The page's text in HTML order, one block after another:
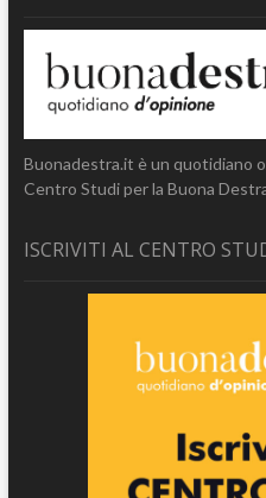
Buonadestra.it è un quotidiano
Centro Studi per la Buona
ISCRIVITI AL CENTRO